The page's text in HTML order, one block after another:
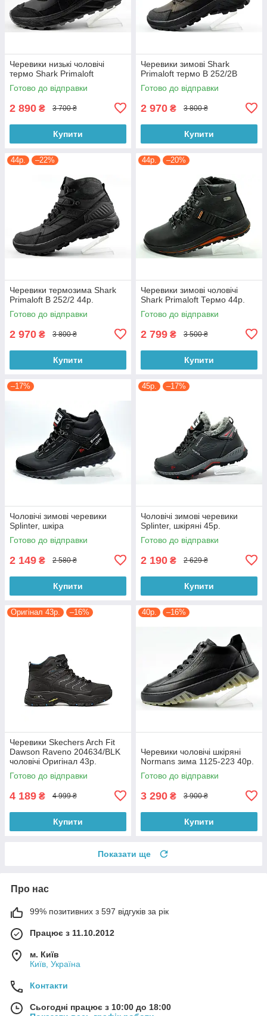
Черевики низькі чоловічі
термо Shark Primaloft
Готово до відправки
2 890 ₴ 3 700 ₴
Купити
Черевики зимові Shark
Primaloft термо B 252/2B
Готово до відправки
2 970 ₴ 3 800 ₴
Купити
44р. –22%
Черевики термозима Shark
Primaloft B 252/2 44р.
Готово до відправки
2 970 ₴ 3 800 ₴
Купити
44р. –20%
Черевики зимові чоловічі
Shark Primaloft Термо 44р.
Готово до відправки
2 799 ₴ 3 500 ₴
Купити
–17%
Чоловічі зимові черевики
Splinter, шкіра
Готово до відправки
2 149 ₴ 2 580 ₴
Купити
45p. –17%
Чоловічі зимові черевики
Splinter, шкіряні 45p.
Готово до відправки
2 190 ₴ 2 629 ₴
Купити
Оригінал 43p. –16%
Черевики Skechers Arch Fit
Dawson Raveno 204634/BLK
чоловічі Оригінал 43p.
Готово до відправки
4 189 ₴ 4 999 ₴
Купити
40р. –16%
Черевики чоловічі шкіряні
Normans зима 1125-223 40р.
Готово до відправки
3 290 ₴ 3 900 ₴
Купити
Показати ще
Про нас
99% позитивних з 597 відгуків за рік
Працює з 11.10.2012
м. Київ
Київ, Україна
Контакти
Сьогодні працює з 10:00 до 18:00